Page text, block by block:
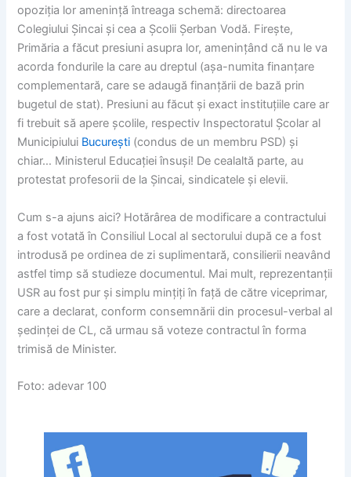
opoziția lor amenință întreaga schemă: directoarea
Colegiului Șincai și cea a Școlii Șerban Vodă. Firește,
Primăria a făcut presiuni asupra lor, amenințând că nu le va
acorda fondurile la care au dreptul (așa-numita finanțare
complementară, care se adaugă finanțării de bază prin
bugetul de stat). Presiuni au făcut și exact instituțiile care ar
fi trebuit să apere școlile, respectiv Inspectoratul Școlar al
Municipiului București (condus de un membru PSD) și
chiar… Ministerul Educației însuși! De cealaltă parte, au
protestat profesorii de la Șincai, sindicatele și elevii.
Cum s-a ajuns aici? Hotărârea de modificare a contractului
a fost votată în Consiliul Local al sectorului după ce a fost
introdusă pe ordinea de zi suplimentară, consilierii neavând
astfel timp să studieze documentul. Mai mult, reprezentanții
USR au fost pur și simplu mințiți în față de către viceprimar,
care a declarat, conform consemnării din procesul-verbal al
ședinței de CL, că urmau să voteze contractul în forma
trimisă de Minister.
Foto: adevar 100